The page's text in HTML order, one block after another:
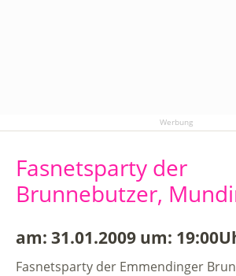
Werbung
Fasnetsparty der
Brunnebutzer,
am: 31.01.2009 um:
Fasnetsparty der Emmendinger